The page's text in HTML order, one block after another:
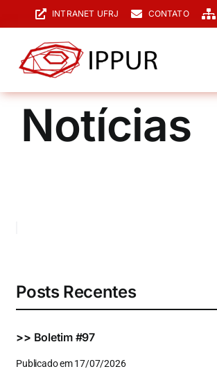
para
conteúdo
INTRANET UFRJ CONTATO
O IPPUR
Graduação
Eventos e Certificados
Notícias
Posts Recentes
>> Boletim #97
Publicado em 17/07/2026